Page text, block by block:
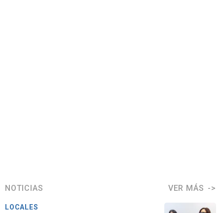
NOTICIAS VER MÁS
LOCALES